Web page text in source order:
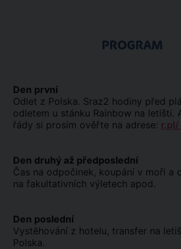
PROGRAM
Den první
Odlet z Polska. Sraz2 hodiny před
odletem u stánku Rainbow na letišti.
řády si prosím ověřte na adrese: r.pl/
Den druhý až předposlední
Čas na odpočinek, koupání v moři a
na fakultativních výletech apod.
Den poslední
Vystěhování z hotelu, transfer na
Polska.